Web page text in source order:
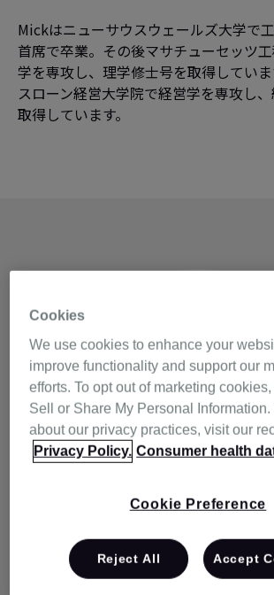
Mickはニューサウスウェールズ大学で工
首席で卒業。その後マサチューセッツ
学を専攻し、理学修士号を取得してい
スローン経営大学院で経営学を専攻し
取得しています。
Cookies
We use cookies to enhance your
improve functionality and support our
efforts. To opt out of marketing
Sell or Share My Personal Information.
about our privacy practices, visit our
Privacy Policy. Consumer health
Cookie Preference
Reject All Accept